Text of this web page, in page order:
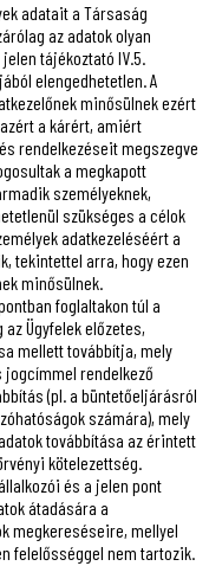
adatait a Társaság
az adatok olyan
tájékoztató IV.5.
elengedhetetlen. A
minősülnek ezért
a kárért, amiért
rendelkezéseit megszegve
a megkapott
személyeknek,
szükséges a célok
adatkezeléséért a
tekintettel arra, hogy ezen
minősülnek.
foglaltakon túl a
Ügyfelek előzetes,
mellett továbbítja, mely
jogcímmel rendelkező
(pl. a büntetőeljárásról
számára), mely
továbbítása az érintett
kötelezettség.
és a jelen pont
átadására a
megkereséseire, mellyel
felelősséggel nem tartozik.